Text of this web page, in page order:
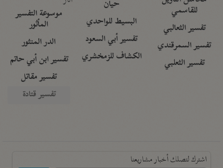
للقاسمي
تفسير الثعالبي
تفسير السمرقندي
تفسير الثعلبي
حيان
البسيط للواحدي
تفسير أبي السعود
الكشاف للزمخشري
موسوعة التفسير
المأثور
الدر المنثور
تفسير ابن أبي حاتم
تفسير مقاتل
تفسير قتادة
اشترك لتصلك أخبار مشاريعنا